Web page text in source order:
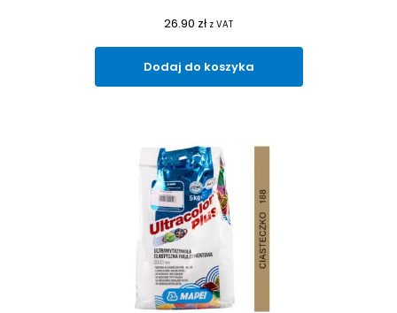
26.90 zł z VAT
Dodaj do koszyka